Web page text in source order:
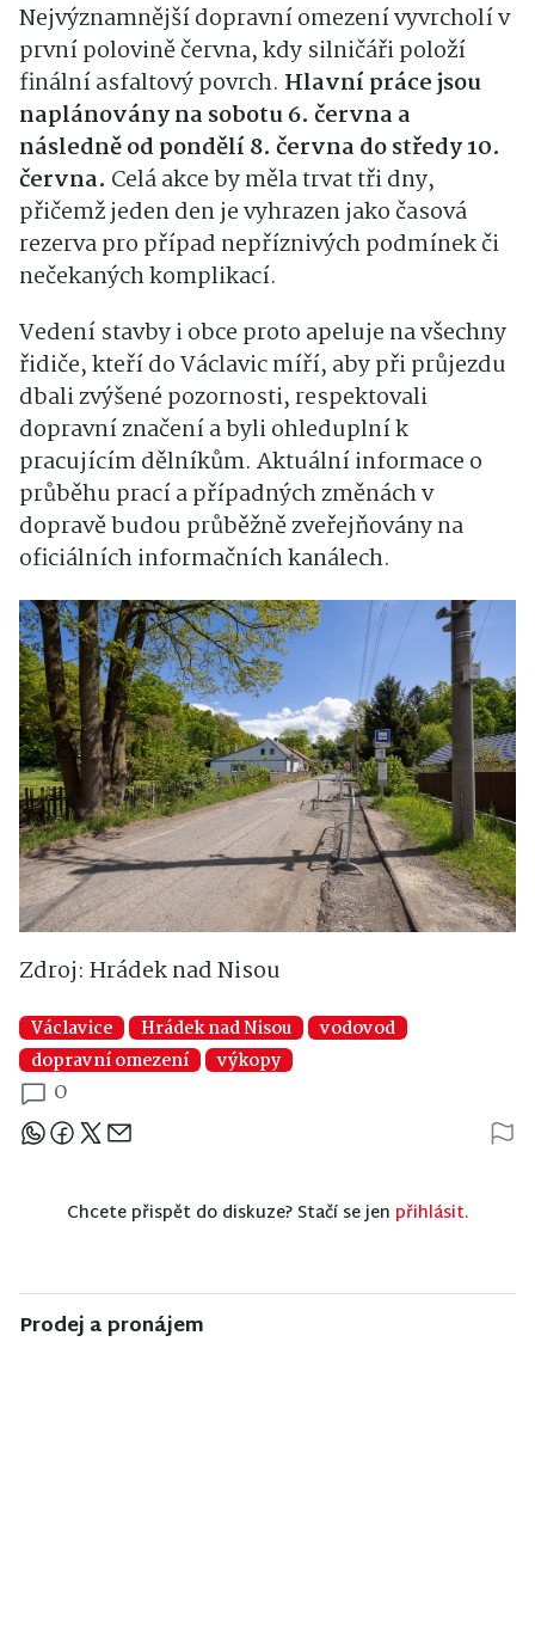
Nejvýznamnější dopravní omezení vyvrcholí v
první polovině června, kdy silničáři položí
finální asfaltový povrch. Hlavní práce jsou
naplánovány na sobotu 6. června a
následně od pondělí 8. června do středy 10.
června. Celá akce by měla trvat tři dny,
přičemž jeden den je vyhrazen jako časová
rezerva pro případ nepříznivých podmínek či
nečekaných komplikací.
Vedení stavby i obce proto apeluje na všechny
řidiče, kteří do Václavic míří, aby při průjezdu
dbali zvýšené pozornosti, respektovali
dopravní značení a byli ohleduplní k
pracujícím dělníkům. Aktuální informace o
průběhu prací a případných změnách v
dopravě budou průběžně zveřejňovány na
oficiálních informačních kanálech.
Zdroj: Hrádek nad Nisou
Václavice Hrádek nad Nisou
vodovod
dopravní omezení
výkopy
0
Sdílejte článek
Chcete přispět do diskuze? Stačí se jen přihlásit.
Prodej a pronájem